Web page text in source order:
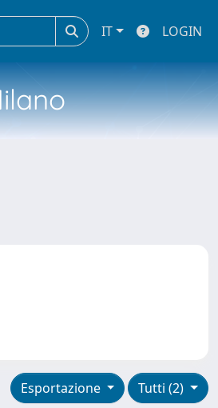
IT LOGIN
Tutti (2)
Esportazione